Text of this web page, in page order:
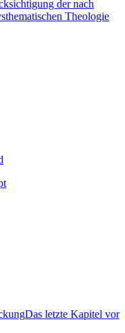
der nach
Theologie
Das letzte Kapitel vor